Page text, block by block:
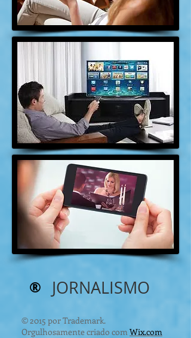
® JORNALISMO
© 2015 por Trademark.
Orgulhosamente criado comWix.com